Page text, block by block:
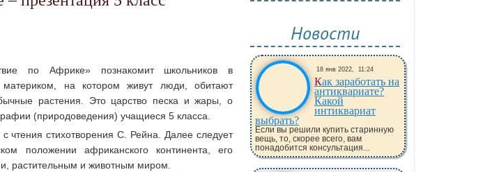
по Африке» познакомит школьников в
на котором живут люди, обитают
растения. Это царство песка и жары, о
(природоведения) учащиеся 5 класса.
чтения стихотворения С. Рейна. Далее следует
положении африканского континента, его
растительным и животным миром.
Новости
18 янв 2022, 11:24
Как заработать на
антиквариате?
Какой
интиквариат
выбрать?
Если вы решили купить старинную
вещь, то, скорее всего, вам
понадобится консультация...